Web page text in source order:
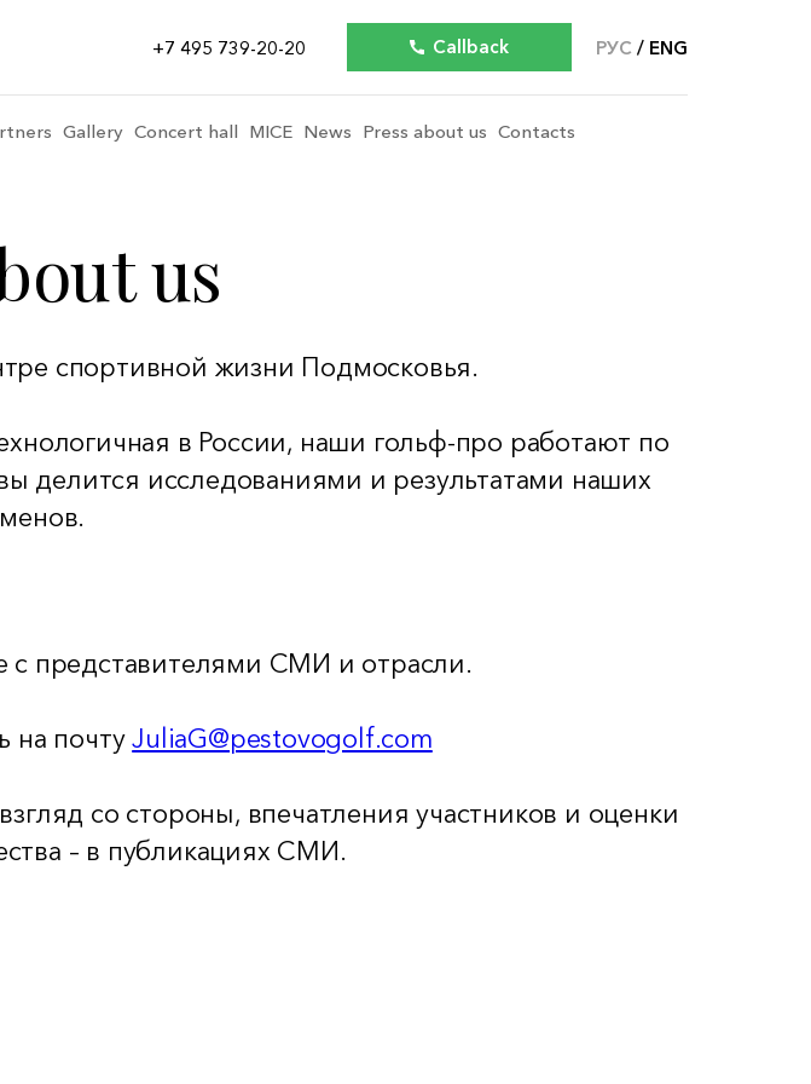
+7 495 739-20-20 Callback РУС ENG
Gallery Concert hall MICE News Press about us Contacts
us
спортивной жизни Подмосковья.
в России, наши гольф-про работают по
делится исследованиями и результатами наших
представителями СМИ и отрасли.
на почтуJuliaG@pestovogolf.com
со стороны, впечатления участников и оценки
– в публикациях СМИ.